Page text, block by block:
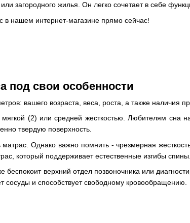
загородного жилья. Он легко сочетает в себе
в нашем интернет-магазине прямо сейчас!
под свои особенности
вашего возраста, веса, роста, а также наличия
(2) или средней жесткостью. Любителям сна
твердую поверхность.
Однако важно помнить - чрезмерная
который поддерживает естественные изгибы спины.
верхний отдел позвоночника или
сосуды и способствует свободному кровообращению.